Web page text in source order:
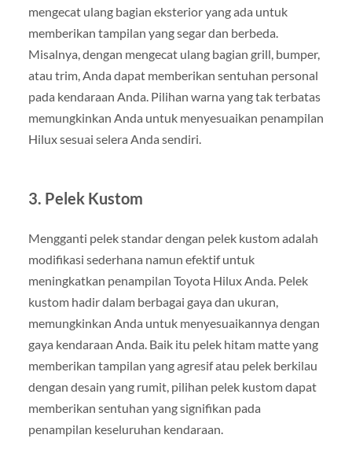
mengecat ulang bagian eksterior yang ada untuk
memberikan tampilan yang segar dan berbeda.
Misalnya, dengan mengecat ulang bagian grill, bumper,
atau trim, Anda dapat memberikan sentuhan personal
pada kendaraan Anda. Pilihan warna yang tak terbatas
memungkinkan Anda untuk menyesuaikan penampilan
Hilux sesuai selera Anda sendiri.
3. Pelek Kustom
Mengganti pelek standar dengan pelek kustom adalah
modifikasi sederhana namun efektif untuk
meningkatkan penampilan Toyota Hilux Anda. Pelek
kustom hadir dalam berbagai gaya dan ukuran,
memungkinkan Anda untuk menyesuaikannya dengan
gaya kendaraan Anda. Baik itu pelek hitam matte yang
memberikan tampilan yang agresif atau pelek berkilau
dengan desain yang rumit, pilihan pelek kustom dapat
memberikan sentuhan yang signifikan pada
penampilan keseluruhan kendaraan.